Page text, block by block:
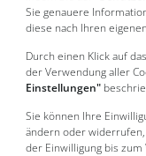
Sie genauere
diese nach Ihren
Durch einen Klick auf
der Verwendung aller
Einstellungen"
Sie können Ihre
ändern oder
der Einwilligung bis